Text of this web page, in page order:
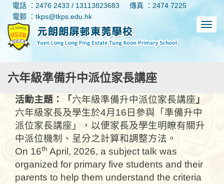
電話 ：2476 2433 / 13113823683
傳真 ：2474 7225
電郵 ：tkps@tkps.edu.hk
六年級準備升中派位家長講座
活動主題： 「六年級準備升中派位家長講座 」
六年級家長及學生於4月16日參與「準備升中
派位家長講座」，以便家長及學生明瞭有關升
中派位機制、呈分之計算和調整方法。
On 16th April, 2026, a subject talk was
organized for primary five students and their
parents to help them understand the criteria